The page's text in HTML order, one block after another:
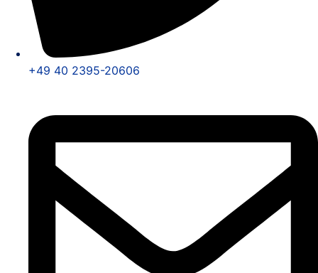
+49 40 2395-20606